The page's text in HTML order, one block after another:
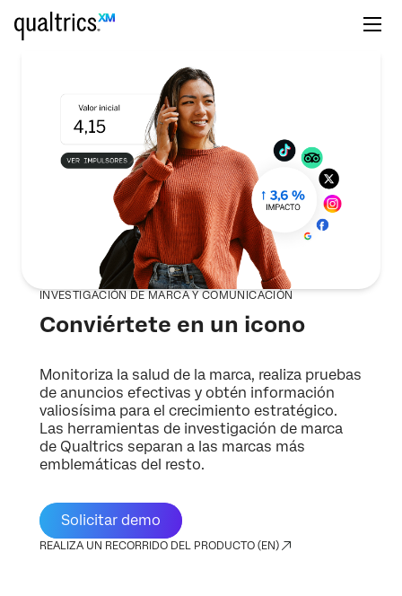
INVESTIGACIÓN DE MARCA Y COMUNICACIÓN
Conviértete en un icono
Monitoriza la salud de la marca, realiza pruebas
de anuncios efectivas y obtén información
valiosísima para el crecimiento estratégico.
Las herramientas de investigación de marca
de Qualtrics separan a las marcas más
emblemáticas del resto.
Solicitar demo
REALIZA UN RECORRIDO DEL PRODUCTO (EN)